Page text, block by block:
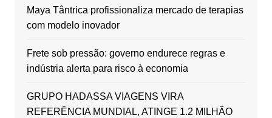
Maya Tântrica profissionaliza mercado de terapias
com modelo inovador
Frete sob pressão: governo endurece regras e
indústria alerta para risco à economia
GRUPO HADASSA VIAGENS VIRA
REFERÊNCIA MUNDIAL, ATINGE 1.2 MILHÃO